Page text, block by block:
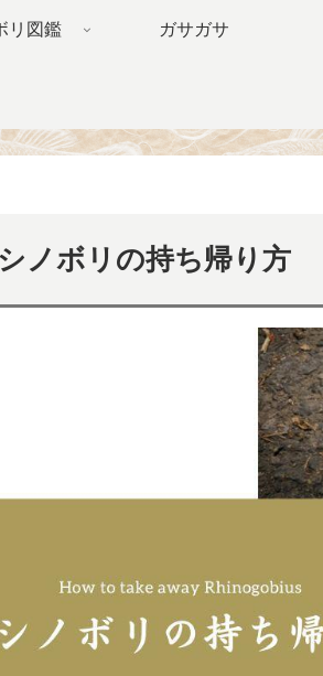
リ図鑑 ガサガサ
ノボリの持ち帰り方